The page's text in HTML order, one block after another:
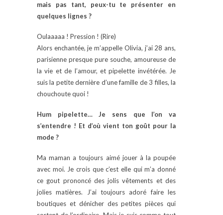
mais pas tant, peux-tu te présenter en
quelques lignes ?
Oulaaaaa ! Pression ! (Rire)
Alors enchantée, je m’appelle Olivia, j’ai 28 ans,
parisienne presque pure souche, amoureuse de
la vie et de l’amour, et pipelette invétérée. Je
suis la petite dernière d’une famille de 3 filles, la
chouchoute quoi !
Hum pipelette… Je sens que l’on va
s’entendre ! Et d’où vient ton goût pour la
mode ?
Ma maman a toujours aimé jouer à la poupée
avec moi. Je crois que c’est elle qui m’a donné
ce gout prononcé des jolis vêtements et des
jolies matières. J’ai toujours adoré faire les
boutiques et dénicher des petites pièces qui